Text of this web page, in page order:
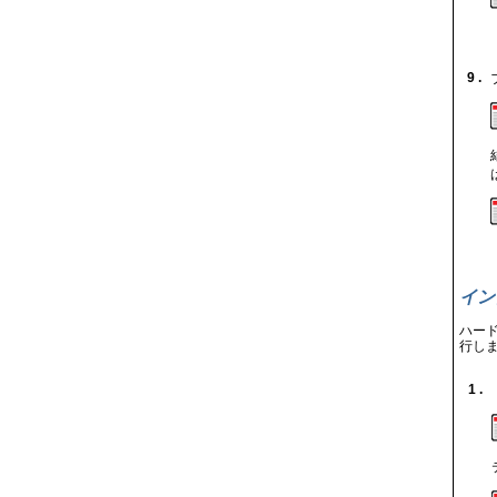
9 .
イ
ハー
行し
1 .